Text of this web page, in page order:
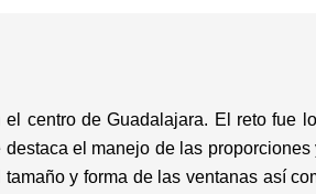
centro de Guadalajara. El reto fue
el manejo de las
y forma de las ventanas así